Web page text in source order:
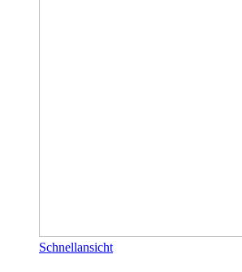
Schnellansicht